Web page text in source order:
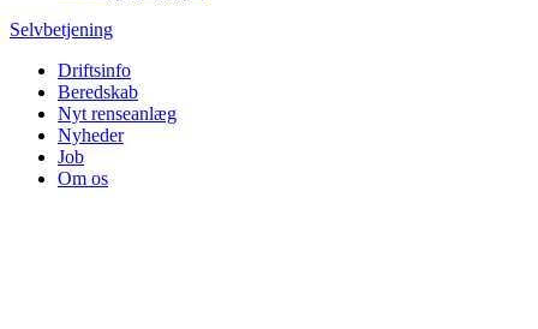
Selvbetjening
Driftsinfo
Beredskab
Nyt renseanlæg
Nyheder
Job
Om os